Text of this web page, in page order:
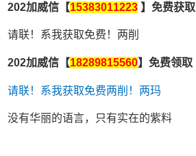
202加威信【15383011223 】免费获取
请联！系我获取免费！两削
202加威信【18289815560】免费领取
请联！系我获取免费两削！两玛
没有华丽的语言，只有实在的紫料